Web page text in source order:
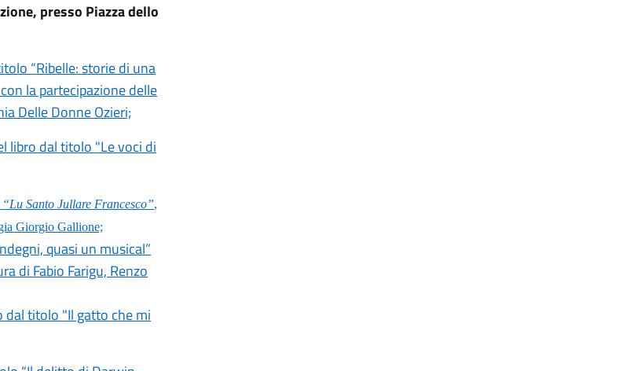
presso Piazza dello
“Ribelle: storie di una
la partecipazione delle
Delle Donne Ozieri;
libro dal titolo "Le voci di
“Lu Santo Jullare Francesco”,
Giorgio Gallione;
quasi un musical”
di Fabio Farigu, Renzo
dal titolo "Il gatto che mi